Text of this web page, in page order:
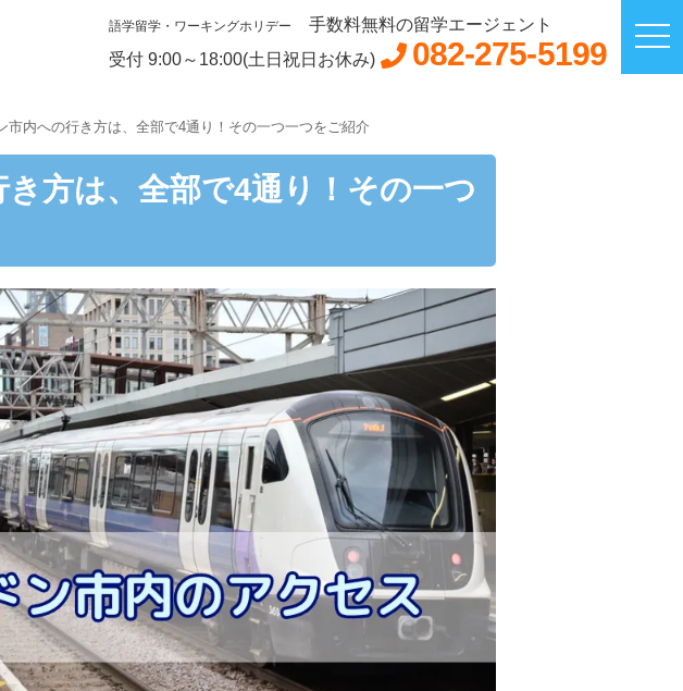
語学留学・ワーキングホリデー
手数料無料の留学エージェント
受付 9:00～18:00(土日祝日お休み)
082-275-5199
市内への行き方は、全部で4通り！その一つ一つをご紹介
方は、全部で4通り！その一つ